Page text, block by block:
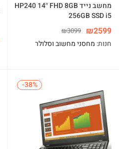
מחשב נייד HP240 14″ FHD 8GB
256GB SSD i5
₪2599
₪3099
חנות: מחסני מחשוב וסלולר
-38%